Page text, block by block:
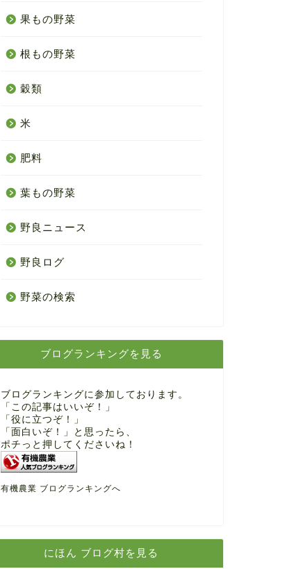
果もの野菜
根もの野菜
穀類
米
肥料
葉もの野菜
野良ニュース
野良ログ
野菜の検索
ブログランキングを見る
ブログランキングに参加しております。
「この記事はいいぞ！」
「役に立つぞ！」
「面白いぞ！」と思ったら、
ポチっと押してくださいね！
有機農業 ブログランキングへ
にほん ブログ村を見る